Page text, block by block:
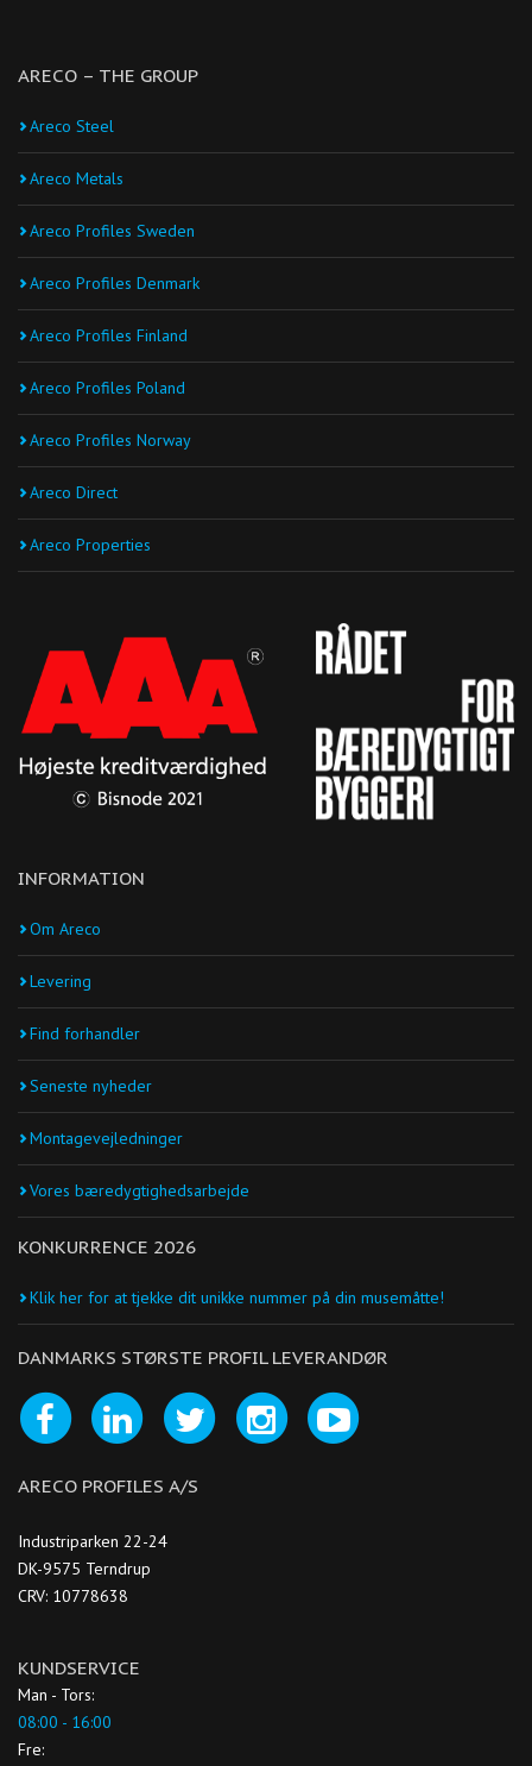
ARECO – THE GROUP
Areco Steel
Areco Metals
Areco Profiles Sweden
Areco Profiles Denmark
Areco Profiles Finland
Areco Profiles Poland
Areco Profiles Norway
Areco Direct
Areco Properties
INFORMATION
Om Areco
Levering
Find forhandler
Seneste nyheder
Montagevejledninger
Vores bæredygtighedsarbejde
KONKURRENCE 2026
Klik her for at tjekke dit unikke nummer på din musemåtte!
DANMARKS STØRSTE PROFIL LEVERANDØR
ARECO PROFILES A/S
Industriparken 22-24
DK-9575 Terndrup
CRV: 10778638
KUNDSERVICE
Man - Tors:
08:00 - 16:00
Fre: